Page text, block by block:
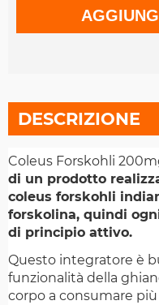
DESCRIZIONE
Coleus Forskohli
di un prodotto
coleus forskohli
forskolina, quindi
di principio attivo.
Questo integratore è
funzionalità della
corpo a consumare